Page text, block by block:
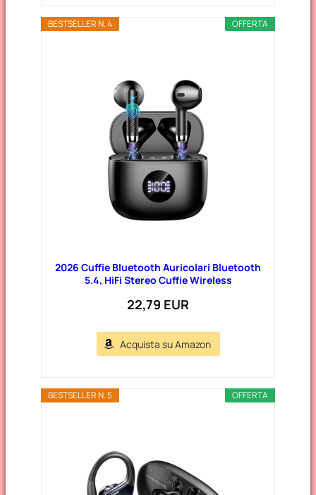
OFFERTA
BESTSELLER N. 4
2026 Cuffie Bluetooth Auricolari Bluetooth
5.4, HiFi Stereo Cuffie Wireless
22,79 EUR
Acquista su Amazon
OFFERTA
BESTSELLER N. 5